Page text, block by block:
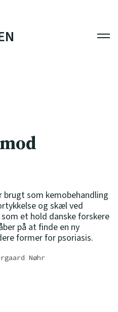
brugt som kemobehandling
og skæl ved
et hold danske forskere
på at finde en ny
former for psoriasis.
Nøhr